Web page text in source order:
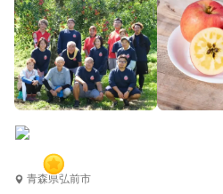
青森県弘前市